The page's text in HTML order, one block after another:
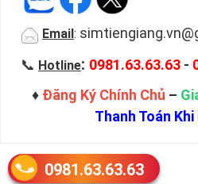
Email :
📞 Hotline: 0981.63.63.63 -
♦ Đăng Ký Chính Chủ –
Thanh Toán
0981.63.63.63